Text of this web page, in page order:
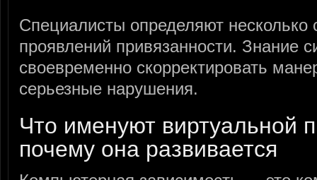
Специалисты определяют несколько
проявлений привязанности. Знание
своевременно скорректировать
серьезные нарушения.
Что именуют виртуальной
почему она развивается